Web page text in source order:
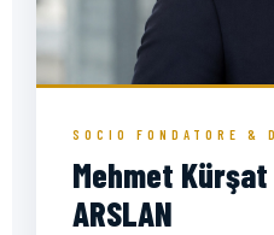
SOCIO FONDATORE &
Mehmet Kürşat
ARSLAN